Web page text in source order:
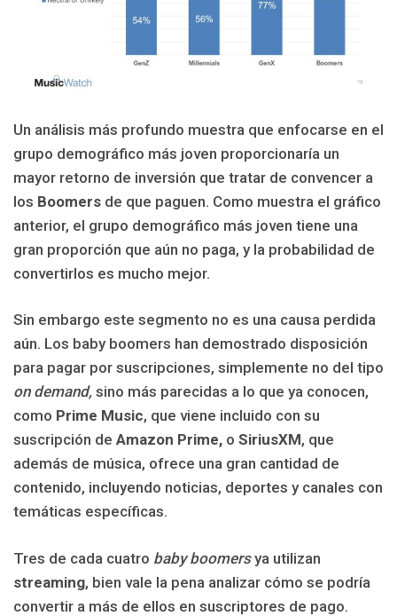
Un análisis más profundo muestra que enfocarse en el
grupo demográfico más joven proporcionaría un
mayor retorno de inversión que tratar de convencer a
los Boomers de que paguen. Como muestra el gráfico
anterior, el grupo demográfico más joven tiene una
gran proporción que aún no paga, y la probabilidad de
convertirlos es mucho mejor.
Sin embargo este segmento no es una causa perdida
aún. Los baby boomers han demostrado disposición
para pagar por suscripciones, simplemente no del tipo
on demand, sino más parecidas a lo que ya conocen,
como Prime Music, que viene incluido con su
suscripción de Amazon Prime, o SiriusXM, que
además de música, ofrece una gran cantidad de
contenido, incluyendo noticias, deportes y canales con
temáticas específicas.
Tres de cada cuatro baby boomersya utilizan
streaming, bien vale la pena analizar cómo se podría
convertir a más de ellos en suscriptores de pago.